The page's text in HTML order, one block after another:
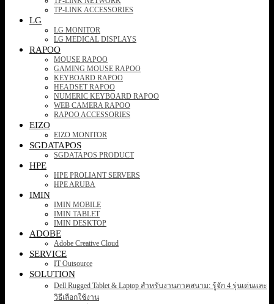
TP-LINK ACCESSORIES
LG
LG MONITOR
LG MEDICAL DISPLAYS
RAPOO
MOUSE RAPOO
GAMING MOUSE RAPOO
KEYBOARD RAPOO
HEADSET RAPOO
NUMERIC KEYBOARD RAPOO
WEB CAMERA RAPOO
RAPOO ACCESSORIES
EIZO
EIZO MONITOR
SGDATAPOS
SGDATAPOS PRODUCT
HPE
HPE PROLIANT SERVERS
HPE ARUBA
IMIN
IMIN MOBILE
IMIN TABLET
IMIN DESKTOP
ADOBE
Adobe Creative Cloud
SERVICE
IT Outsource
SOLUTION
Dell Rugged Tablet & Laptop สำหรับงานภาคสนาม: รู้จัก 4 รุ่นเด่นและ
วิธีเลือกใช้งาน